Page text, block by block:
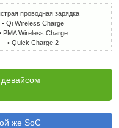
проводная зарядка
• Qi Wireless Charge
PMA Wireless Charge
• Quick Charge 2
же SoC